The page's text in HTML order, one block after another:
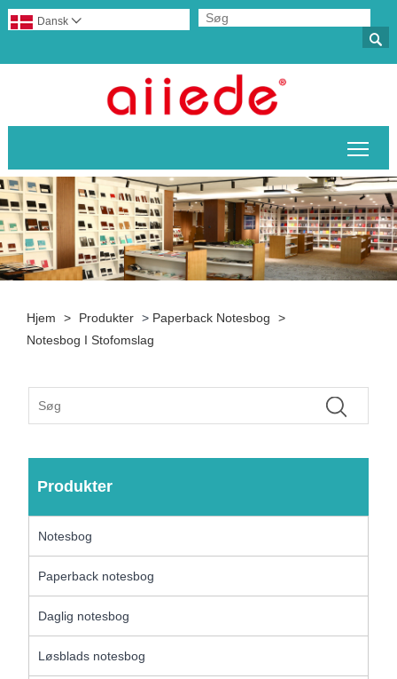

Dansk 
Hjem > Produkter > Paperback Notesbog
>
Notesbog I Stofomslag
Produkter
Notesbog
Paperback notesbog
Daglig notesbog
Løsblads notesbog